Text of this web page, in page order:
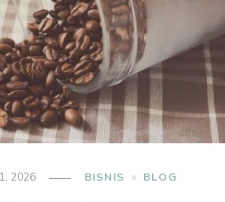
2026 BISNIS BLOG